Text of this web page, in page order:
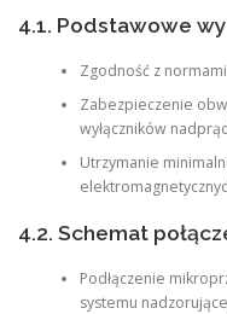
4.1. Podstawowe
Zgodność z normami
Zabezpieczenie
wyłączników
Utrzymanie
4.2. Schemat
Podłączenie
systemu